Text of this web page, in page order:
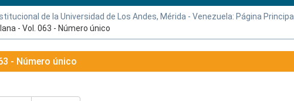
de la Universidad de Los Andes, Mérida - Venezuela: Página Principal
- Vol. 063 - Número único
- Número único